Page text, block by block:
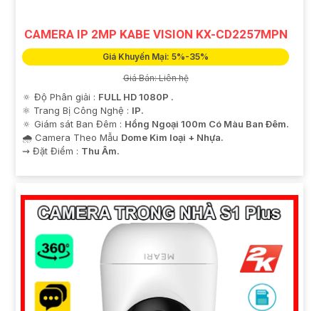
CAMERA IP 2MP KABE VISION KX-CD2257MPN
Giá Khuyến Mại: 5%-35%
Giá Bán: Liên hệ
🔅 Độ Phân giải : FULL HD 1080P .
⚛️ Trang Bị Công Nghệ : IP.
🔅 Giám sát Ban Đêm : Hồng Ngoại 100m Có Màu Ban Ðêm.
🌧️ Camera Theo Mẫu Dome Kim loại + Nhựa.
️⇝ Đặt Điểm : Thu Âm.